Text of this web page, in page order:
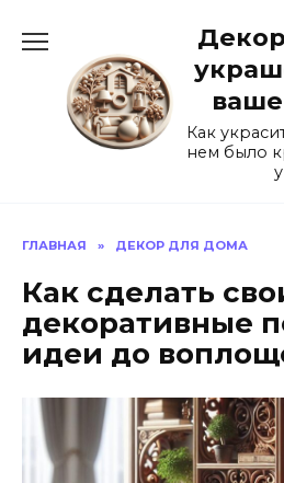
содержанию
Как
нем было
ГЛАВНАЯ » ДЕКОР ДЛЯ ДОМА
Как сделать
декоративные
идеи до